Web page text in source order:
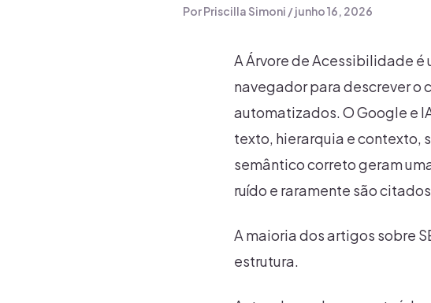
PorPriscilla Simoni /junho 16, 2026
A Árvore de Acessibilidade
navegador para descrever o
automatizados. O Google e
texto, hierarquia e contexto,
semântico correto geram
ruído e raramente são
A maioria dos artigos sobre
estrutura.